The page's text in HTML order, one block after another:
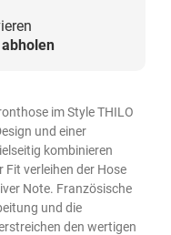
im Style THILO
und einer
kombinieren
Fit verleihen der Hose
Note. Französische
und die
den wertigen